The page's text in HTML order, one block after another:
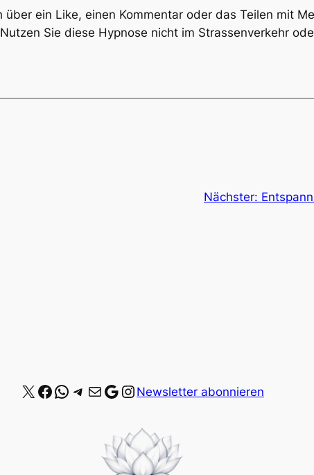
ein Like, einen Kommentar oder das Teilen mit
Sie diese Hypnose nicht im Strassenverkehr
Nächster:
X Facebook
WhatsApp
Telegram
E-MailGoogle
Instagram
Newsletter abonnieren